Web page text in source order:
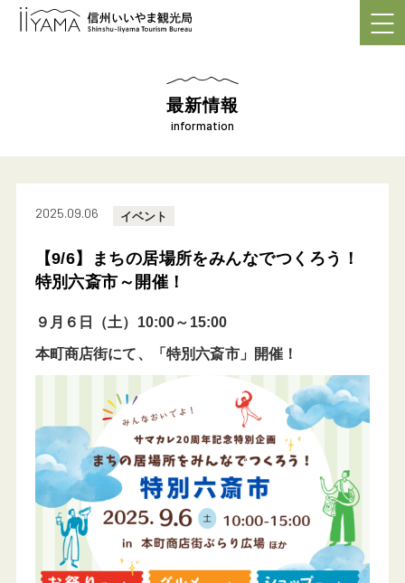
最新情報
information
2025.09.06 イベント
【9/6】まちの居場所をみんなでつくろう！
特別六斎市～開催！
９月６日（土）10:00～15:00
本町商店街にて、 「特別六斎市」 開催！